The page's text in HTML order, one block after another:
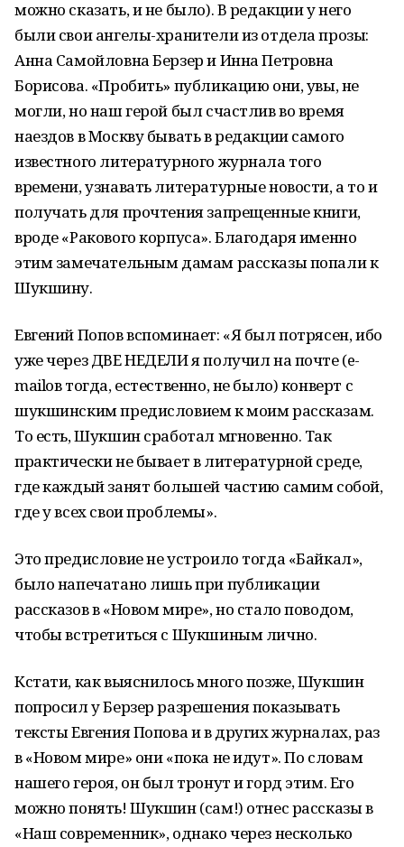
можно сказать, и не было). В редакции у него
были свои ангелы-хранители из отдела прозы:
Анна Самойловна Берзер и Инна Петровна
Борисова. «Пробить» публикацию они, увы, не
могли, но наш герой был счастлив во время
наездов в Москву бывать в редакции самого
известного литературного журнала того
времени, узнавать литературные новости, а то и
получать для прочтения запрещенные книги,
вроде «Ракового корпуса». Благодаря именно
этим замечательным дамам рассказы попали к
Шукшину.
Евгений Попов вспоминает: «Я был потрясен, ибо
уже через ДВЕ НЕДЕЛИ я получил на почте (e-
mailов тогда, естественно, не было) конверт с
шукшинским предисловием к моим рассказам.
То есть, Шукшин сработал мгновенно. Так
практически не бывает в литературной среде,
где каждый занят большей частию самим собой,
где у всех свои проблемы».
Это предисловие не устроило тогда «Байкал»,
было напечатано лишь при публикации
рассказов в «Новом мире», но стало поводом,
чтобы встретиться с Шукшиным лично.
Кстати, как выяснилось много позже, Шукшин
попросил у Берзер разрешения показывать
тексты Евгения Попова и в других журналах, раз
в «Новом мире» они «пока не идут». По словам
нашего героя, он был тронут и горд этим. Его
можно понять! Шукшин (сам!) отнес рассказы в
«Наш современник», однако через несколько